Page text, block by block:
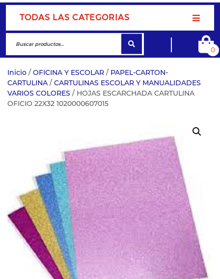
TODAS LAS CATEGORIAS
0
Inicio / OFICINA Y ESCOLAR / PAPEL-CARTON-
CARTULINA / CARTULINAS ESCOLAR Y MANUALIDADES
VARIOS COLORES / HOJAS ESCARCHADA CARTULINA
OFICIO 22X32 1020000607015